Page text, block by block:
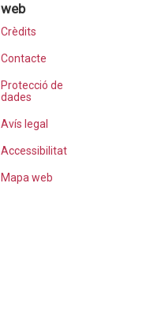
web
Crèdits
Contacte
Protecció de
dades
Avís legal
Accessibilitat
Mapa web